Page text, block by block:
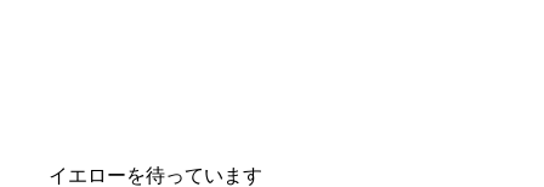
イエローを待っています